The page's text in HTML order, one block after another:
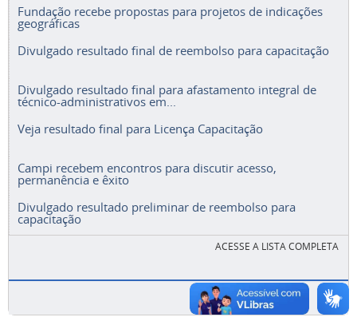
Fundação recebe propostas para projetos de indicações
geográficas
Divulgado resultado final de reembolso para capacitação
Divulgado resultado final para afastamento integral de
técnico-administrativos em...
Veja resultado final para Licença Capacitação
Campi recebem encontros para discutir acesso,
permanência e êxito
Divulgado resultado preliminar de reembolso para
capacitação
ACESSE A LISTA COMPLETA